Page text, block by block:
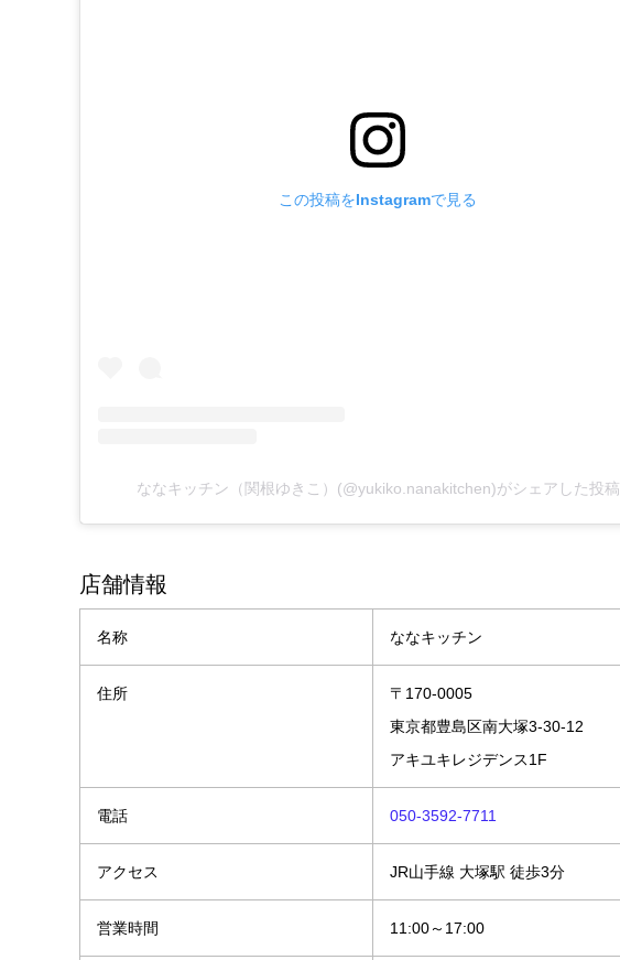
この投稿をInstagramで見る
ななキッチン（関根ゆきこ）(@yukiko.nanakitchen)がシェアした投稿
店舗情報
名称 ななキッチン
住所
〒170-0005
東京都豊島区南大塚3-30-12
アキユキレジデンス1F
電話 050-3592-7711
アクセス JR山手線 大塚駅 徒歩3分
営業時間 11:00～17:00